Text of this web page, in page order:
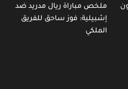
ملخص مباراة ريال مدريد ضد
إشبيلية: فوز ساحق للفريق
الملكي